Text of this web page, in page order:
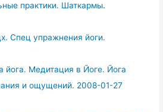
практики. Шаткармы.
Спец упражнения йоги.
йога. Медитация в Йоге. Йога
и ощущений. 2008-01-27